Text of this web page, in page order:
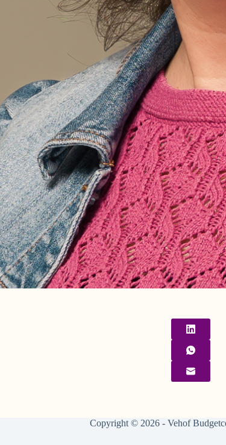
Copyright © 2026 - Vehof